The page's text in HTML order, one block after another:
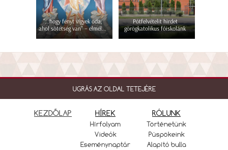
"...hogy fényt vigyek oda,
ahol sötétség van" – elmél...
Pótfelvételit hirdet
görögkatolikus főiskolánk
UGRÁS AZ OLDAL TETEJÉRE
KEZDŐLAP HÍREK
Hírfolyam
Videók
Eseménynaptár
RÓLUNK
Történetünk
Püspökeink
Alapító bulla